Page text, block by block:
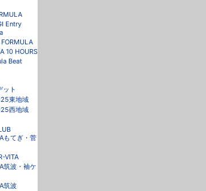
Entry
10 HOURS
Beat
ット
東地域
西地域
もてぎ・菅
VITA
筑波・袖ケ
筑波